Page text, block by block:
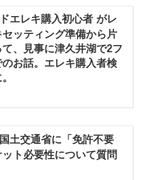
エレキ購入初心者 がレ
ッティング準備から片
、見事に津久井湖で2フ
お話。エレキ購入者検
土交通省に「免許不要
ト必要性について質問